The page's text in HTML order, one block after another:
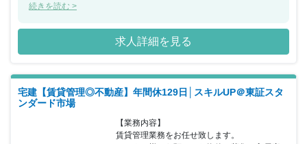
人のプロフェッショナルな社員が在籍し、それぞれの企業課題に応
続きを読む >
求人詳細を見る
宅建【賃貸管理◎不動産】年間休129日│スキルUP＠東証スタ
ンダード市場
【業務内容】
賃貸管理業務をお任せ致します。